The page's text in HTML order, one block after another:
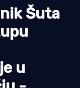
Šuta
u